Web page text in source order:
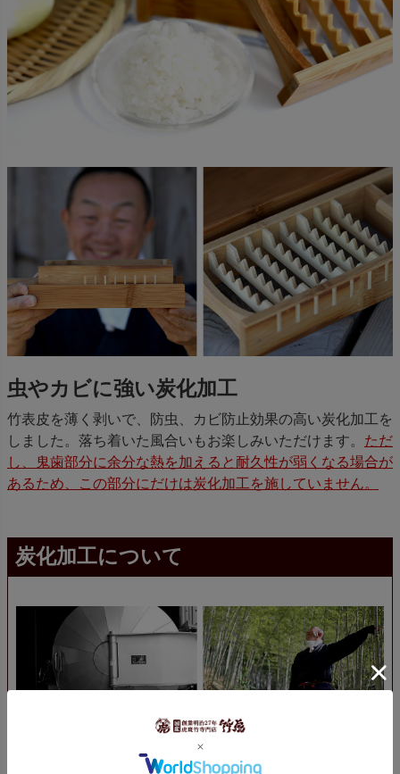
虫やカビに強い炭化加工
竹表皮を薄く剥いで、防虫、カビ防止効果の高い炭化加工を
しました。落ち着いた風合いもお楽しみいただけます。 ただ
し、鬼歯部分に余分な熱を加えると耐久性が弱くなる場合が
あるため、この部分にだけは炭化加工を施していません。
炭化加工について
防虫、防カビ効果を高める炭化加工